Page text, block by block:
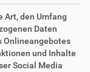
Art, den Umfang
Daten
Onlineangebotes
und Inhalte
Social Media